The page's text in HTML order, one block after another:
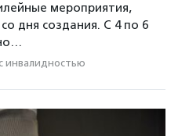
мероприятия,
дня создания. С 4 по 6
инвалидностью